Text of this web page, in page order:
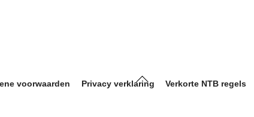
Back
voorwaarden Privacy verklaring Verkorte NTB regels